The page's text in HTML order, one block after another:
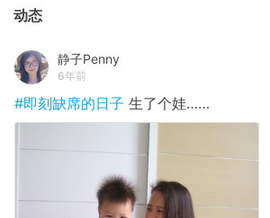
动态
静子Penny
6年前
#即刻缺席的日子 生了个娃……